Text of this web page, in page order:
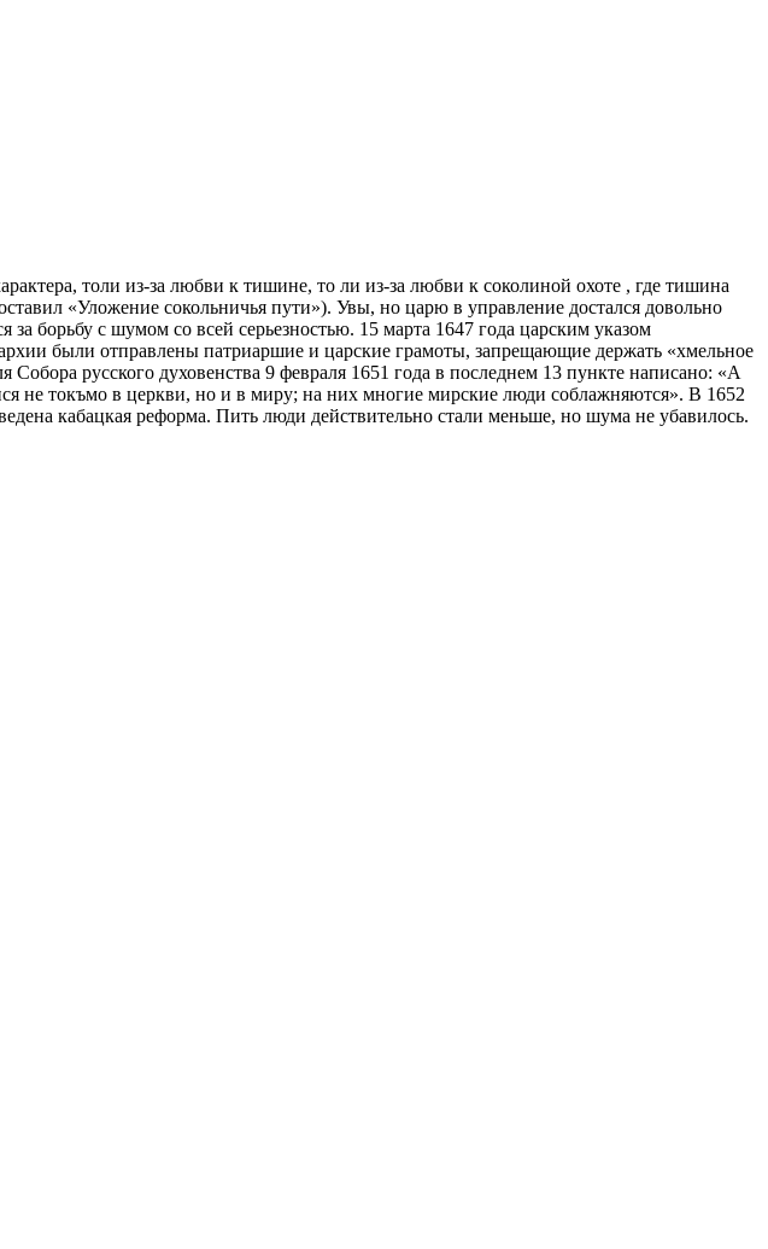
толи из-за любви к тишине, то ли из-за любви к соколиной охоте , где тишина
«Уложение сокольничья пути»). Увы, но царю в управление достался довольно
борьбу с шумом со всей серьезностью. 15 марта 1647 года царским указом
были отправлены патриаршие и царские грамоты, запрещающие держать «хмельное
русского духовенства 9 февраля 1651 года в последнем 13 пункте написано: «А
не токъмо в церкви, но и в миру; на них многие мирские люди соблажняются». В 1652
кабацкая реформа. Пить люди действительно стали меньше, но шума не убавилось.